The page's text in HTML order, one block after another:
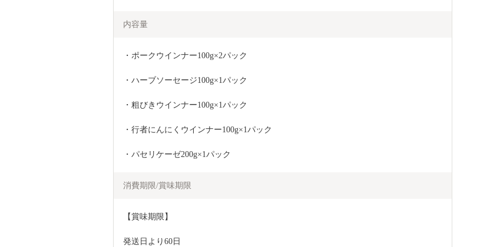
内容量
・ポークウインナー100g×2パック
・ハーブソーセージ100g×1パック
・粗びきウインナー100g×1パック
・行者にんにくウインナー100g×1パック
・パセリケーゼ200g×1パック
消費期限/賞味期限
【賞味期限】
発送日より60日